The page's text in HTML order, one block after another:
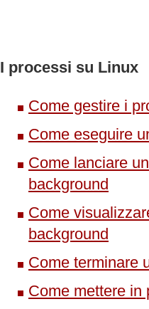
I processi su Linux
Come gestire i
Come eseguire
Come lanciare
background
Come
background
Come terminare
Come mettere in